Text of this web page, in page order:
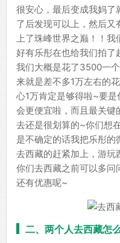
很安心，最后变成我妈了
了后发现可以上，然后
上了珠峰世界之巅！！
好有乐彤在也给我们拍
我们大概是花了3500一
来就是差不多1万左右的
心1万肯定是够得啦~要
会更便宜啦，而且最关键
去还是很划算的~你们想
是不确定的话我把乐彤
去西藏的赶紧加上，游玩
你们去西藏之前可以多
还有优惠呢~
二、两个人去西藏怎